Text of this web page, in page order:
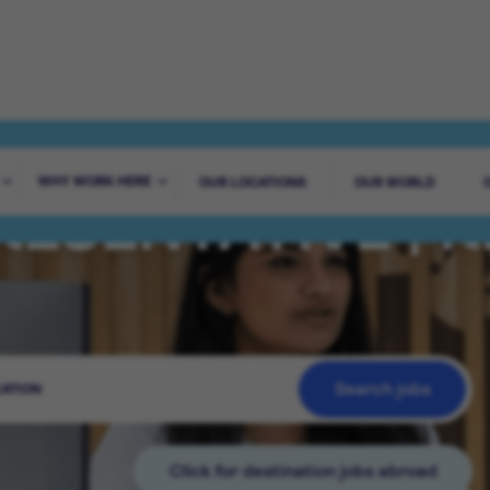
WHY WORK HERE OUR LOCATIONS OUR WORLD
|
Search jobs
Click for destination jobs abroad